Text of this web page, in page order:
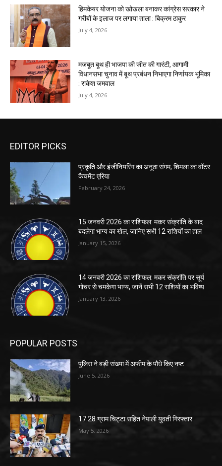
हिमकेयर योजना को खोखला बनाकर कांग्रेस सरकार ने
गरीबों के इलाज पर लगाया ताला : बिक्रम ठाकुर
July 4, 2026
मजबूत बूथ ही भाजपा की जीत की गारंटी, आगामी
विधानसभा चुनाव में बूथ प्रबंधन निभाएगा निर्णायक भूमिका
: राकेश जमवाल
July 4, 2026
EDITOR PICKS
प्रकृति और इंजीनियरिंग का अनूठा संगम, शिमला का वॉटर
कैचमेंट एरिया
February 24, 2026
15 जनवरी 2026 का राशिफल: मकर संक्रांति के बाद
बदलेगा भाग्य का खेल, जानिए सभी 12 राशियों का हाल
January 15, 2026
14 जनवरी 2026 का राशिफल: मकर संक्रांति पर सूर्य
गोचर से चमकेगा भाग्य, जानें सभी 12 राशियों का भविष्य
January 13, 2026
POPULAR POSTS
पुलिस ने बड़ी संख्या में अफीम के पौधे किए नष्ट
June 5, 2026
17.28 ग्राम चिट्टा सहित नेपाली युवती गिरफ्तार
May 5, 2026